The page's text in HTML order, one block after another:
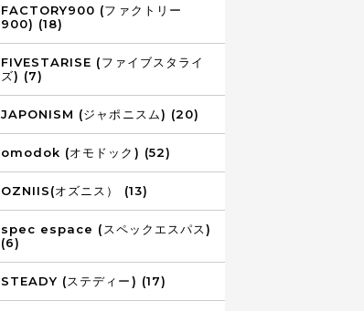
FACTORY900 (ファクトリー
900) (18)
FIVESTARISE (ファイブスタライ
ズ) (7)
JAPONISM (ジャポニスム) (20)
omodok (オモドック) (52)
OZNIIS(オズニス） (13)
spec espace (スペックエスパス)
(6)
STEADY (ステディー) (17)